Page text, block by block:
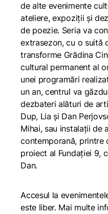
de alte evenimente
ateliere, expoziții și
de poezie. Seria va
extrasezon, cu o suită
transforme Grădina
cultural permanent al
unei programări
un an, centrul va
dezbateri alături de
Dup, Lia și Dan
Mihai, sau instalații de
contemporană, printre
proiect al Fundației 9,
Dan.
Accesul la
este liber. Mai multe